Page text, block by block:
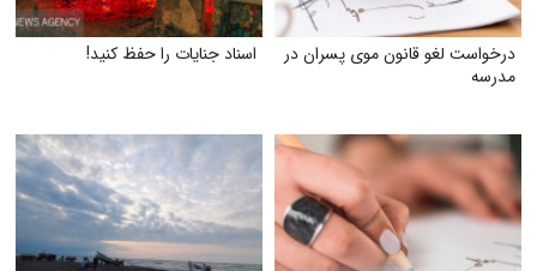
درخواست لغو قانون موی پسران در
مدرسه
اسناد جنایات را حفظ کنید!